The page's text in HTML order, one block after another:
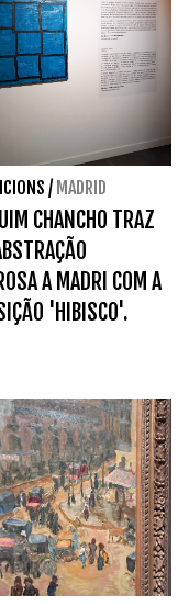
/ MADRID
CHANCHO TRAZ
A MADRI COM A
'HIBISCO'.